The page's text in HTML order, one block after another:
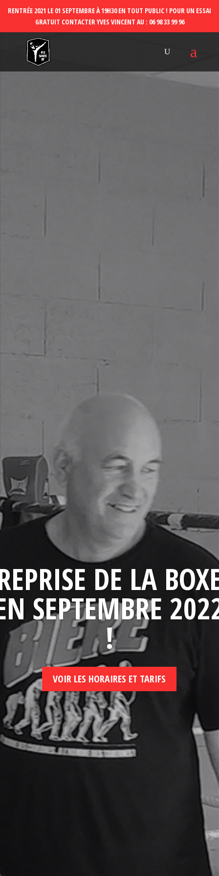
DE LA
SEPTEMBRE
!
VOIR LES HORAIRES ET TARIFS